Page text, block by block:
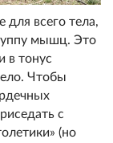
всего тела,
мышц. Это
в тонус
Чтобы
с
(но